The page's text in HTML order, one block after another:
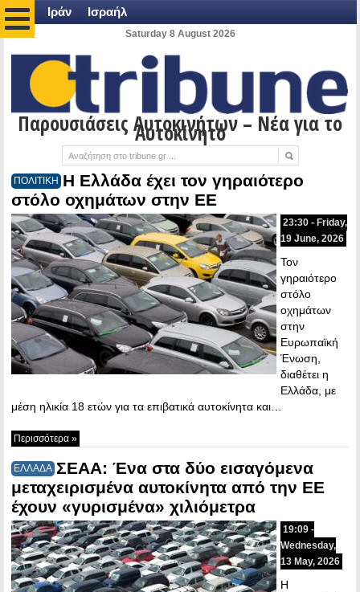
Ιράν Ισραήλ
Saturday 8 August 2026
Παρουσιάσεις Αυτοκινήτων – Νέα για το
Αυτοκίνητο
ΠΟΛΙΤΙΚΗ Η Ελλάδα έχει τον γηραιότερο
στόλο οχημάτων στην ΕΕ
23:30 - Friday,
19 June, 2026
Τον
γηραιότερο
στόλο
οχημάτων
στην
Ευρωπαϊκή
Ένωση,
διαθέτει η
Ελλάδα, με
μέση ηλικία 18 ετών για τα επιβατικά αυτοκίνητα και…
Περισσότερα »
ΕΛΛΑΔΑ ΣΕΑΑ: Ένα στα δύο εισαγόμενα
μεταχειρισμένα αυτοκίνητα από την ΕΕ
έχουν «γυρισμένα» χιλιόμετρα
19:09 -
Wednesday,
13 May, 2026
Η